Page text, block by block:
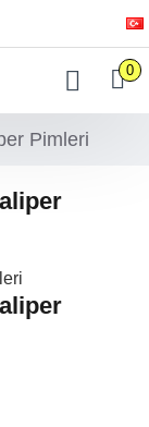
0
Pimleri